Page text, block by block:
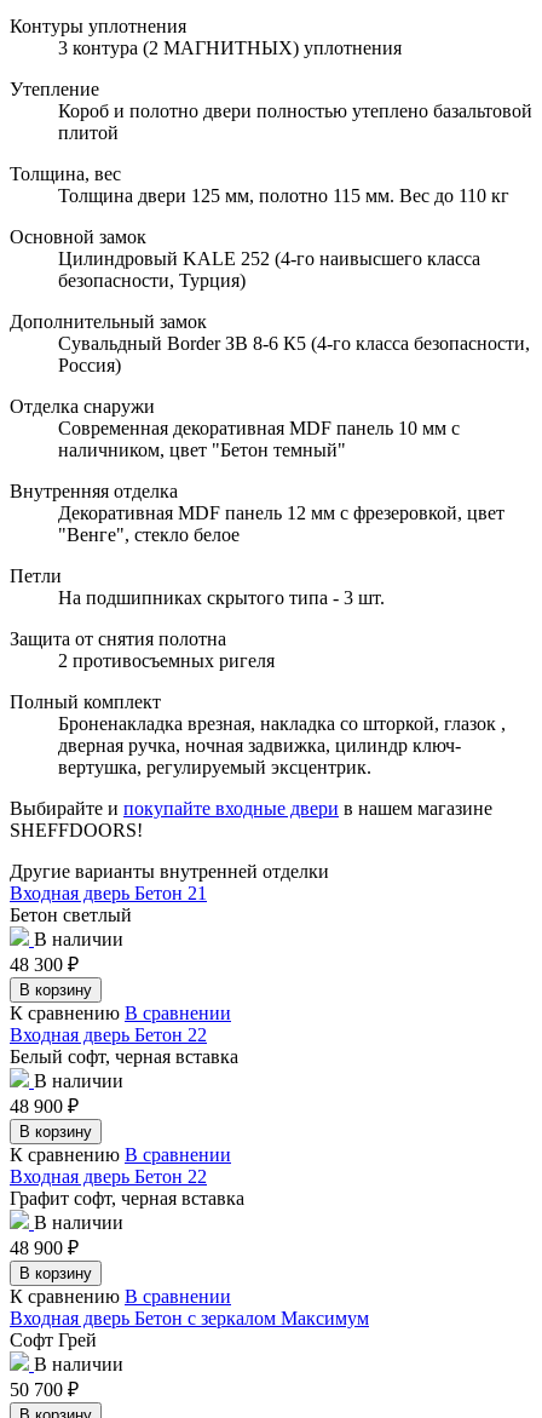
Контуры уплотнения
3 контура (2 МАГНИТНЫХ) уплотнения
Утепление
Короб и полотно двери полностью утеплено базальтовой
плитой
Толщина, вес
Толщина двери 125 мм, полотно 115 мм. Вес до 110 кг
Основной замок
Цилиндровый KALE 252 (4-го наивысшего класса
безопасности, Турция)
Дополнительный замок
Сувальдный Border ЗВ 8-6 К5 (4-го класса безопасности,
Россия)
Отделка снаружи
Современная декоративная MDF панель 10 мм с
наличником, цвет "Бетон темный"
Внутренняя отделка
Декоративная MDF панель 12 мм с фрезеровкой, цвет
"Венге", стекло белое
Петли
На подшипниках скрытого типа - 3 шт.
Защита от снятия полотна
2 противосъемных ригеля
Полный комплект
Броненакладка врезная, накладка со шторкой, глазок ,
дверная ручка, ночная задвижка, цилиндр ключ-
вертушка, регулируемый эксцентрик.
Выбирайте и покупайте входные двери в нашем магазине
SHEFFDOORS!
Другие варианты внутренней отделки
Входная дверь Бетон 21
Бетон светлый
В наличии
48 300 ₽
В корзину
К сравнению В сравнении
Входная дверь Бетон 22
Белый софт, черная вставка
В наличии
48 900 ₽
В корзину
К сравнению В сравнении
Входная дверь Бетон 22
Графит софт, черная вставка
В наличии
48 900 ₽
В корзину
К сравнению В сравнении
Входная дверь Бетон с зеркалом Максимум
Софт Грей
В наличии
50 700 ₽